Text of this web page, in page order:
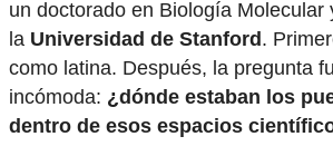
un doctorado en Biología Molecular
la Universidad de Stanford.
como latina. Después, la pregunta
incómoda: ¿dónde estaban los
dentro de esos espacios